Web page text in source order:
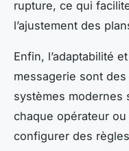
rupture, ce qui
l’ajustement des
Enfin, l’adaptabilité
messagerie sont
systèmes modernes
chaque opérateur
configurer des